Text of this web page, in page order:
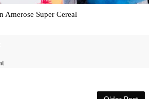
Amerose Super Cereal